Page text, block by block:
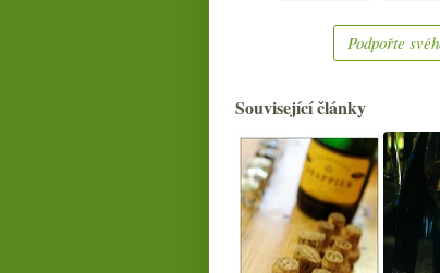
Podpořte
Související články